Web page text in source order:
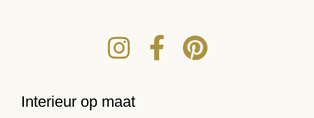
Interieur op maat